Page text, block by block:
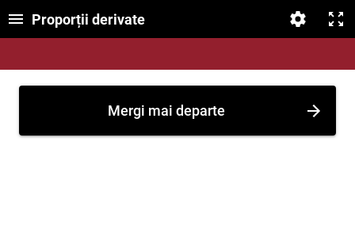
Proporții derivate
Mergi mai departe